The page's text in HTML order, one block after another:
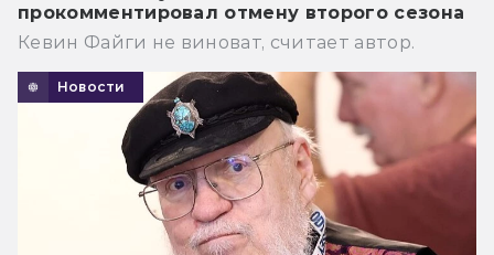
прокомментировал отмену второго сезона
Кевин Файги не виноват, считает автор.
Новости